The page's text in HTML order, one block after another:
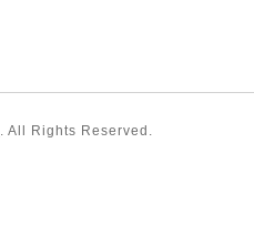
. All Rights Reserved.